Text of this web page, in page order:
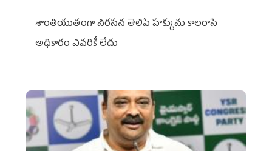
శాంతియుతంగా నిరసన తెలిపే హక్కును కాలరాసే
అధికారం ఎవరికీ లేదు